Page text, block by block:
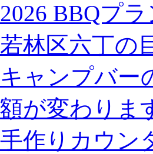
2026 BBQプラ
若林区六丁の
キャンプバー
額が変わりま
手作りカウン